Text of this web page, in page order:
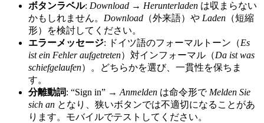
ボタンラベル: Download → Herunterladen は収まらない
かもしれません。 Download （外来語）や Laden （短縮
形）を検討してください。
エラーメッセージ: ドイツ語のフォーマルトーン（Es
ist ein Fehler aufgetreten）対インフォーマル（Da ist was
schiefgelaufen）。どちらかを選び、一貫性を保ちま
す。
分離動詞: “Sign in” → Anmelden は命令形で Melden Sie
sich an となり、狭いボタンでは不適切になることがあ
ります。モバイルでテストしてください。